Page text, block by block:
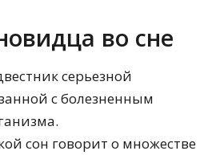
во сне
серьезной
с болезненным
сон говорит о множестве